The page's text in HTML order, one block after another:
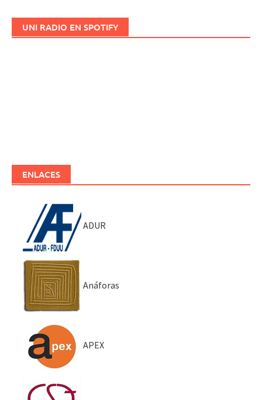
UNI RADIO EN SPOTIFY
ENLACES
ADUR
Anáforas
APEX